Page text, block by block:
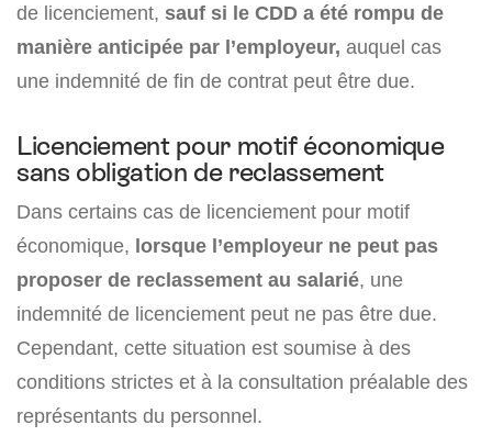
de licenciement, sauf si le CDD a été rompu de
manière anticipée par l’employeur, auquel cas
une indemnité de fin de contrat peut être due.
Licenciement pour motif économique
sans obligation de reclassement
Dans certains cas de licenciement pour motif
économique, lorsque l’employeur ne peut pas
proposer de reclassement au salarié, une
indemnité de licenciement peut ne pas être due.
Cependant, cette situation est soumise à des
conditions strictes et à la consultation préalable des
représentants du personnel.